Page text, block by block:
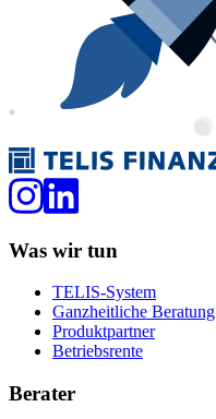
Was wir tun
TELIS-System
Ganzheitliche Beratung
Produktpartner
Betriebsrente
Berater